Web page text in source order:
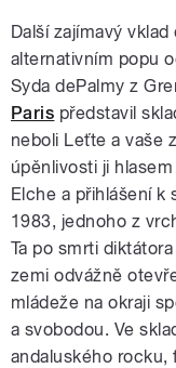
Další zajímavý
alternativním popu
Syda dePalmy z
Paris představil
neboli Leťte a vaše
úpěnlivosti ji
Elche a přihlášení k
1983, jednoho z
Ta po smrti
zemi odvážně
mládeže na okraji
a svobodou. Ve
andaluského rocku,